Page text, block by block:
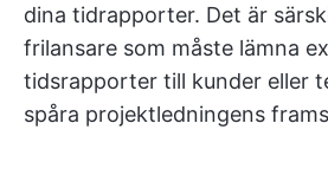
dina tidrapporter. Det är
frilansare som måste lämna
tidsrapporter till kunder eller
spåra projektledningens